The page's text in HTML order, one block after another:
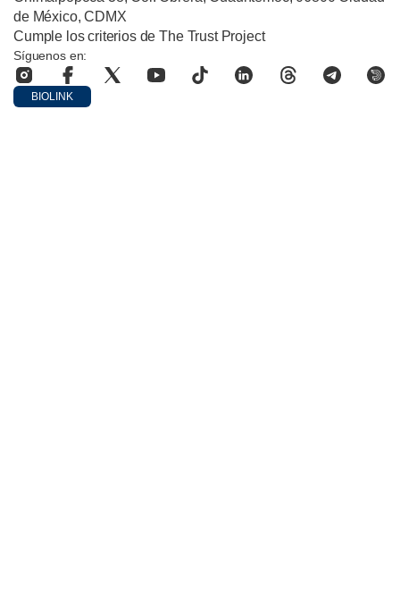
de México, CDMX
Cumple los criterios de The Trust Project
Síguenos en:
BIOLINK